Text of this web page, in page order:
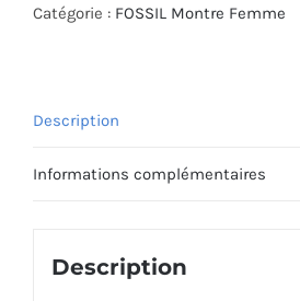
BAGUE
Catégorie : FOSSIL Montre Femme
Description
Informations complémentaires
Description